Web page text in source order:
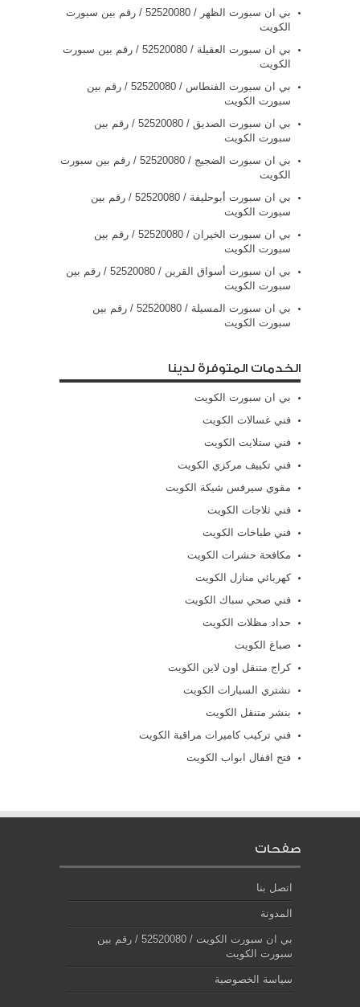
بي ان سبورت الظهر / 52520080 / رقم بين سبورت
الكويت
بي ان سبورت العقيلة / 52520080 / رقم بين سبورت
الكويت
بي ان سبورت الفنطاس / 52520080 / رقم بين
سبورت الكويت
بي ان سبورت الصديق / 52520080 / رقم بين
سبورت الكويت
بي ان سبورت الضجيج / 52520080 / رقم بين سبورت
الكويت
بي ان سبورت أبوحليفة / 52520080 / رقم بين
سبورت الكويت
بي ان سبورت الخيران / 52520080 / رقم بين
سبورت الكويت
بي ان سبورت أسواق القرين / 52520080 / رقم بين
سبورت الكويت
بي ان سبورت المسيلة / 52520080 / رقم بين
سبورت الكويت
الخدمات المتوفرة لدينا
بي ان سبورت الكويت
فني غسالات الكويت
فني ستلايت الكويت
فني تكييف مركزي الكويت
مقوي سيرفس شيكة الكويت
فني ثلاجات الكويت
فني طباخات الكويت
مكافحة حشرات الكويت
كهربائي منازل الكويت
فني صحي سباك الكويت
حداد مظلات الكويت
صباغ الكويت
كراج متنقل اون لاين الكويت
نشتري السيارات الكويت
بنشر متنقل الكويت
فني تركيب كاميرات مراقبة الكويت
فتح اقفال ابواب الكويت
صفحات
اتصل بنا
المدونة
بي ان سبورت الكويت / 52520080 / رقم بين
سبورت الكويت
سياسة الخصوصية